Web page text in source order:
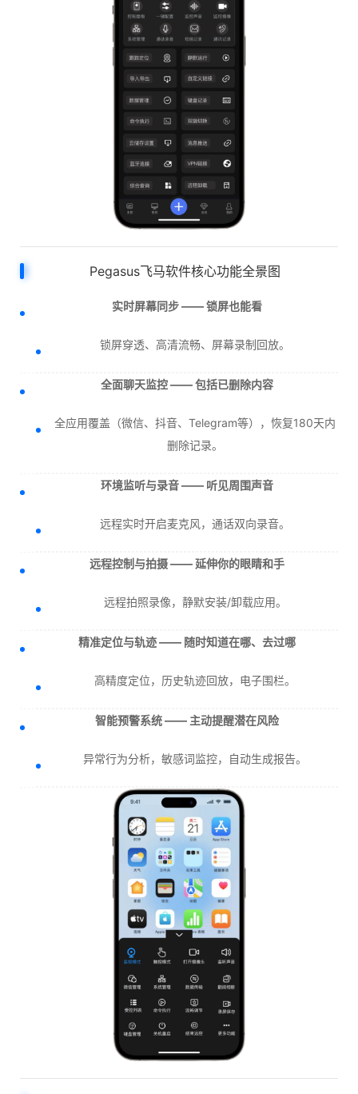
Pegasus飞马软件核心功能全景图
实时屏幕同步 —— 锁屏也能看
锁屏穿透、高清流畅、屏幕录制回放。
全面聊天监控 —— 包括已删除内容
全应用覆盖（微信、抖音、Telegram等），恢复180天内
删除记录。
环境监听与录音 —— 听见周围声音
远程实时开启麦克风，通话双向录音。
远程控制与拍摄 —— 延伸你的眼睛和手
远程拍照录像，静默安装/卸载应用。
精准定位与轨迹 —— 随时知道在哪、去过哪
高精度定位，历史轨迹回放，电子围栏。
智能预警系统 —— 主动提醒潜在风险
异常行为分析，敏感词监控，自动生成报告。